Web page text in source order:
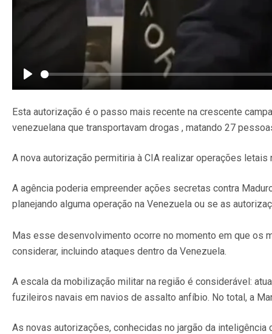
Play
Esta autorização é o passo mais recente na crescente
venezuelana que transportavam drogas , matando 27
A nova autorização permitiria à CIA realizar operações
A agência poderia empreender ações secretas contra
planejando alguma operação na Venezuela ou se as
Mas esse desenvolvimento ocorre no momento em que os
considerar, incluindo ataques dentro da Venezuela.
A escala da mobilização militar na região é considerável:
fuzileiros navais em navios de assalto anfíbio. No total, a
As novas autorizações, conhecidas no jargão da